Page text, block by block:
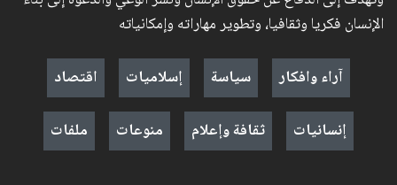
الإنسان فكريا وثقافيا، وتطوير مهاراته وإمكانياته
آراء وافكار
سياسة إسلاميات
اقتصاد
إنسانيات
ثقافة وإعلام منوعات ملفات